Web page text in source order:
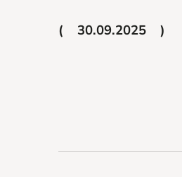
30.09.2025